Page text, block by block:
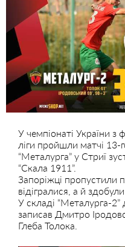
У чемпіонаті України з
ліги пройшли матчі 13-
“Металурга” у Стриї
“Скала 1911”.
Запоріжці пропустили
відігралися, а й
У складі “Металурга-2”
записав Дмитро
Глеба Толока.